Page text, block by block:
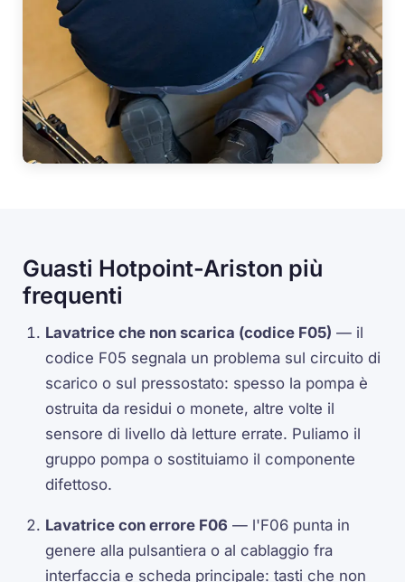
Guasti Hotpoint-Ariston più
frequenti
Lavatrice che non scarica (codice F05) — il
codice F05 segnala un problema sul circuito di
scarico o sul pressostato: spesso la pompa è
ostruita da residui o monete, altre volte il
sensore di livello dà letture errate. Puliamo il
gruppo pompa o sostituiamo il componente
difettoso.
Lavatrice con errore F06 — l'F06 punta in
genere alla pulsantiera o al cablaggio fra
interfaccia e scheda principale: tasti che non